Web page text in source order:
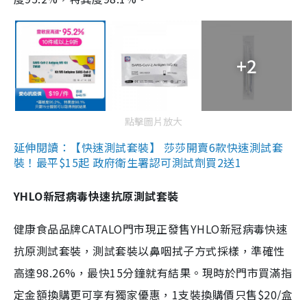
+2
點擊圖片放大
延伸閱讀：【快速測試套裝】 莎莎開賣6款快速測試套
裝！最平$15起 政府衛生署認可測試劑買2送1
YHLO新冠病毒快速抗原測試套裝
健康食品品牌CATALO門市現正發售YHLO新冠病毒快速
抗原測試套裝，測試套裝以鼻咽拭子方式採樣，準確性
高達98.26%，最快15分鐘就有結果。現時於門市買滿指
定金額換購更可享有獨家優惠，1支裝換購價只售$20/盒